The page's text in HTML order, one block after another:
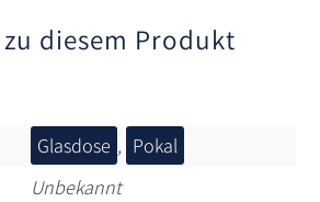
diesem Produkt
Glasdose , Pokal
Unbekannt